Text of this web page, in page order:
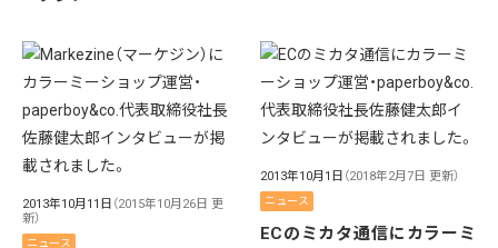
2013年10月11日 （2015年10月26日 更
新）
ニュース
2013年10月1日 （2018年2月7日 更新）
ニュース
ECのミカタ通信にカラーミ